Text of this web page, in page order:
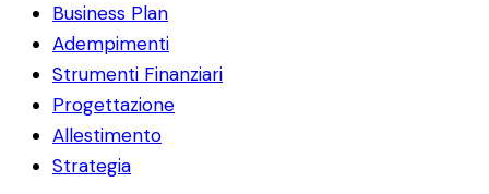
Business Plan
Adempimenti
Strumenti Finanziari
Progettazione
Allestimento
Strategia